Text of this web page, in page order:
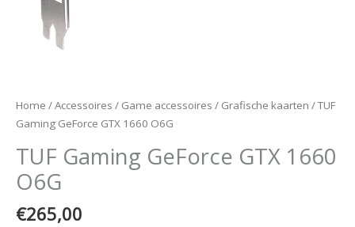
Home /Accessoires / Game accessoires / Grafische kaarten / TUF
Gaming GeForce GTX 1660 O6G
TUF Gaming GeForce GTX 1660
O6G
€265,00